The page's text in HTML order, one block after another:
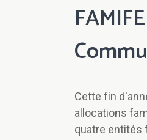
Cette fin
allocations
quatre entités